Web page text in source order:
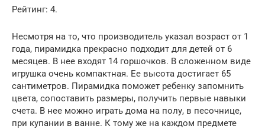
Рейтинг: 4.
Несмотря на то, что производитель указал возраст от 1
года, пирамидка прекрасно подходит для детей от 6
месяцев. В нее входят 14 горшочков. В сложенном виде
игрушка очень компактная. Ее высота достигает 65
сантиметров. Пирамидка поможет ребенку запомнить
цвета, сопоставить размеры, получить первые навыки
счета. В нее можно играть дома на полу, в песочнице,
при купании в ванне. К тому же на каждом предмете